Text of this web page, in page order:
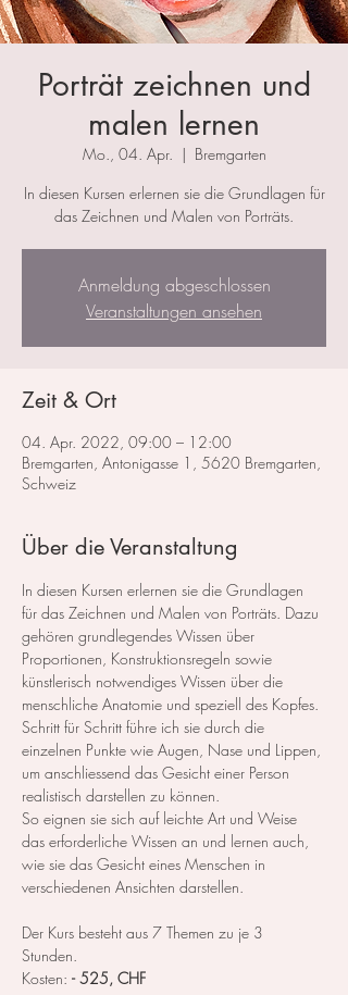
Porträt zeichnen und
malen lernen
Mo., 04. Apr.
  |
Bremgarten
In diesen Kursen erlernen sie die Grundlagen für
das Zeichnen und Malen von Porträts.
Anmeldung abgeschlossen
Veranstaltungen ansehen
Zeit & Ort
04. Apr. 2022, 09:00 – 12:00
Bremgarten, Antonigasse 1, 5620 Bremgarten,
Schweiz
Über die Veranstaltung
In diesen Kursen erlernen sie die Grundlagen
für das Zeichnen und Malen von Porträts. Dazu
gehören grundlegendes Wissen über
Proportionen, Konstruktionsregeln sowie
künstlerisch notwendiges Wissen über die
menschliche Anatomie und speziell des Kopfes.
Schritt für Schritt führe ich sie durch die
einzelnen Punkte wie Augen, Nase und Lippen,
um anschliessend das Gesicht einer Person
realistisch darstellen zu können.
So eignen sie sich auf leichte Art und Weise
das erforderliche Wissen an und lernen auch,
wie sie das Gesicht eines Menschen in
verschiedenen Ansichten darstellen.
Der Kurs besteht aus 7 Themen zu je 3
Stunden.
Kosten: - 525, CHF